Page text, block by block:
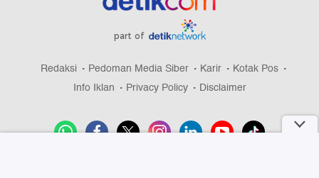
part of
Redaksi Pedoman Media Siber Karir
Kotak Pos
Info Iklan
Privacy Policy Disclaimer